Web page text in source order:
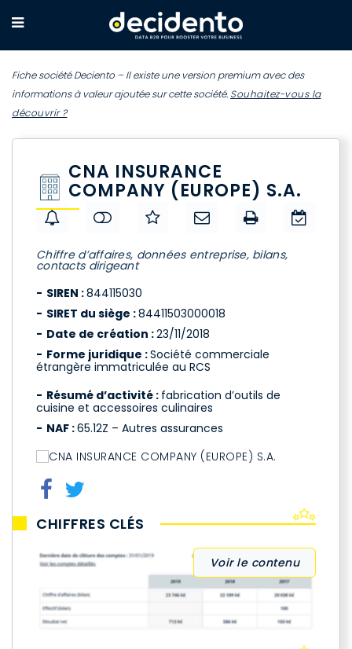
Fiche société Deciento – Il existe une version premium avec des
informations à valeur ajoutée sur cette société. Souhaitez-vous la
découvrir ?
CNA INSURANCE
COMPANY (EUROPE) S.A.
Chiffre d’affaires, données entreprise, bilans,
contacts dirigeant
SIREN :844115030
SIRET du siège :84411503000018
Date de création :23/11/2018
Forme juridique :Société commerciale
étrangère immatriculée au RCS
Résumé d’activité : fabrication d’outils de
cuisine et accessoires culinaires
NAF :65.12Z – Autres assurances
CHIFFRES CLÉS
Voir le contenu